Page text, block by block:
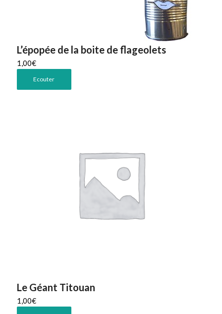
L’épopée de la boite de flageolets
1,00€
Ecouter
Le Géant Titouan
1,00€